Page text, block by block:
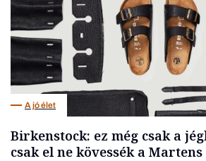
A jó élet
Birkenstock: ez még csak a
csak el ne kövessék a